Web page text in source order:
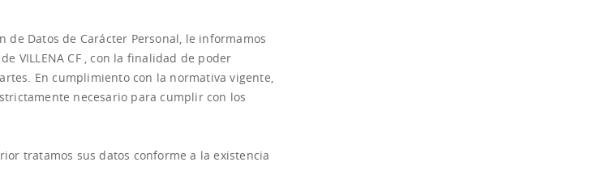
Datos de Carácter Personal, le informamos
VILLENA CF , con la finalidad de poder
En cumplimiento con la normativa vigente,
necesario para cumplir con los
tratamos sus datos conforme a la existencia